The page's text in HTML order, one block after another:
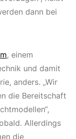
dann bei
, einem
und damit
anders. „Wir
die Bereitschaft
Allerdings
die